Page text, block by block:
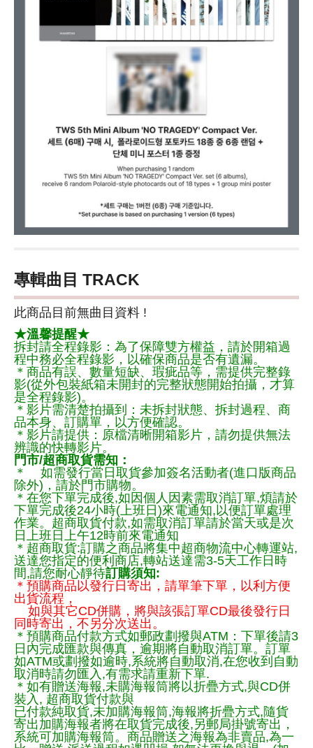
專輯曲目 TRACK
此商品目前無曲目資料 !
★溫馨提醒★
拆封請全程錄影：為了保障雙方權益，請於開箱過
程中務必全程錄影，以確保商品是否有遺漏。
＊商品有誤、數量短缺、瑕疵品等，需提供完整錄
影(從外包裝紙箱未開封的完整狀態開始拍攝，才算
是全程錄影)。
＊影片需清楚拍攝到：未拆封狀態、拆封過程、商
品本身、訂購單，以方便確認。
＊影片請提供：原檔清晰開箱影片，請勿提供無法
辨識的快轉影片。
門市/超商取貨需知：
＊ 如需發行當日取貨參加簽名活動者(進口版商品
除外)，請於門市購物。
＊在您下單完成後,如因個人因素需取消訂單,煩請於
下單完成後24小時(上班日)來電通知,以便訂單處理
作業。超商取貨付款,如需取消訂單請於當天或是次
日上班日上午12時前來電通知
＊超商取貨:訂購之商品將集中超商物流中心轉運站,
送達您指定的便利商店,轉站送達需3-5天工作日時
間,請您耐心靜待訂購須知:
＊預購商品以發行日寄出，請單筆下單，以利方便
出貨流程，
如與其它CD併購，將與該張訂單CD最後發行日
同時寄出，不另分次送出。
＊預購商品付款方式如郵政劃撥與ATM：下單後請3
日內完成匯款與傳真，逾期將自動取消訂單。訂單
如ATM或劃撥如逾時,系統將自動取消,在您收到自動
取消時請勿匯入,有需求請重新下單.
＊如有贈送海報,未購海報筒將以折疊方式,與CD併
裝入, 超商取貨付款與
已付款純取貨,未加購海報筒,海報將折疊方式,隨貨
寄出加購海報者將在取貨完成後,另郵局掛號寄出，
系統可加購海報筒。商品贈送之海報為非賣品,為一